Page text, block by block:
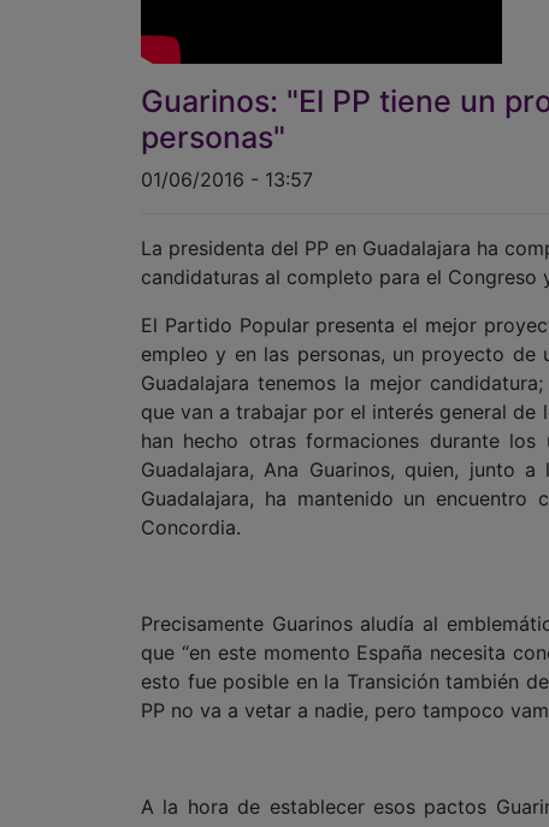
Guarinos: "El PP tiene un
personas"
01/06/2016 - 13:57
La presidenta del PP en Guadalajara ha
candidaturas al completo para el Congreso
El Partido Popular presenta el mejor
empleo y en las personas, un proyecto
Guadalajara tenemos la mejor
que van a trabajar por el interés general
han hecho otras formaciones durante
Guadalajara, Ana Guarinos, quien, junto
Guadalajara, ha mantenido un
Concordia.
Precisamente Guarinos aludía al
que “en este momento España necesita
esto fue posible en la Transición también
PP no va a vetar a nadie, pero tampoco
A la hora de establecer esos pactos